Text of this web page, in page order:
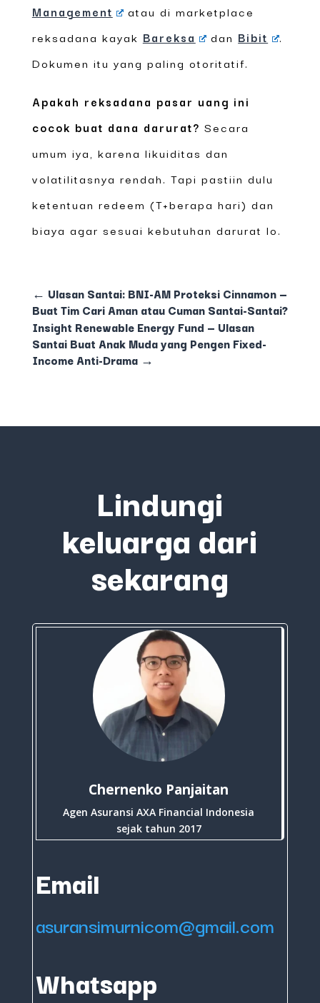
Management
atau di marketplace
reksadana kayak Bareksa dan Bibit
.
Dokumen itu yang paling otoritatif.
Apakah reksadana pasar uang ini
cocok buat dana darurat? Secara
umum iya, karena likuiditas dan
volatilitasnya rendah. Tapi pastiin dulu
ketentuan redeem (T+berapa hari) dan
biaya agar sesuai kebutuhan darurat lo.
← Ulasan Santai: BNI-AM Proteksi Cinnamon —
Buat Tim Cari Aman atau Cuman Santai-Santai?
Insight Renewable Energy Fund — Ulasan
Santai Buat Anak Muda yang Pengen Fixed-
Income Anti-Drama→
Lindungi
keluarga dari
sekarang
Chernenko Panjaitan
Agen Asuransi AXA Financial Indonesia
sejak tahun 2017
Email
asuransimurnicom@gmail.com
Whatsapp